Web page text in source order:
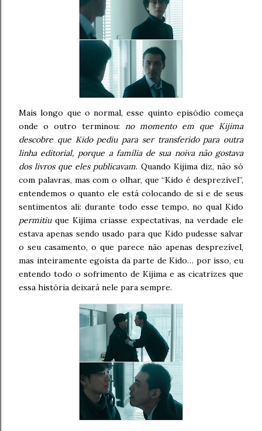
Mais longo que o normal, esse quinto episódio começa
onde o outro terminou: no momento em que Kijima
descobre que Kido pediu para ser transferido para outra
linha editorial, porque a família de sua noiva não gostava
dos livros que eles publicavam. Quando Kijima diz, não só
com palavras, mas com o olhar, que “Kido é desprezível”,
entendemos o quanto ele está colocando de si e de seus
sentimentos ali: durante todo esse tempo, no qual Kido
permitiuque Kijima criasse expectativas, na verdade ele
estava apenas sendo usado para que Kido pudesse salvar
o seu casamento, o que parece não apenas desprezível,
mas inteiramente egoísta da parte de Kido… por isso, eu
entendo todo o sofrimento de Kijima e as cicatrizes que
essa história deixará nele para sempre.